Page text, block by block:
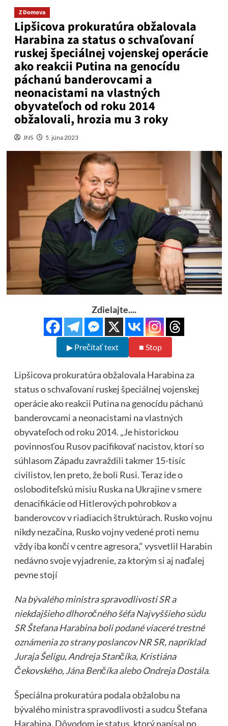
Z Domova
Lipšicova prokuratúra obžalovala
Harabina za status o schvaľovaní
ruskej špeciálnej vojenskej operácie
ako reakcii Putina na genocídu
páchanú banderovcami a
neonacistami na vlastných
obyvateľoch od roku 2014
obžalovali, hrozia mu 3 roky
JNS 5. júna 2023
Zdielajte....
▶ Prečítať text ■ Stop
Lipšicova prokuratúra obžalovala Harabina za
status o schvaľovaní ruskej špeciálnej vojenskej
operácie ako reakcii Putina na genocídu páchanú
banderovcami a neonacistami na vlastných
obyvateľoch od roku 2014. „Je historickou
povinnosťou Rusov pacifikovať nacistov, ktorí so
súhlasom Západu zavraždili takmer 15-tisíc
civilistov, len preto, že boli Rusi. Teraz ide o
osloboditeľskú misiu Ruska na Ukrajine v smere
denacifikácie od Hitlerových pohrobkov a
banderovcov v riadiacich štruktúrach. Rusko vojnu
nikdy nezačína, Rusko vojny vedené proti nemu
vždy iba končí v centre agresora,“ vysvetlil Harabin
nedávno svoje vyjadrenie, za ktorým si aj naďalej
pevne stojí
Na bývalého ministra spravodlivosti SR a
niekdajšieho dlhoročného šéfa Najvyššieho súdu
SR Štefana Harabina boli podané viaceré trestné
oznámenia zo strany poslancov NR SR, napríklad
Juraja Šeligu, Andreja Stančíka, Kristiána
Čekovského, Jána Benčíka alebo Ondreja Dostála.
Špeciálna prokuratúra podala obžalobu na
bývalého ministra spravodlivosti a sudcu Štefana
Harabina. Dôvodom je status, ktorý napísal po